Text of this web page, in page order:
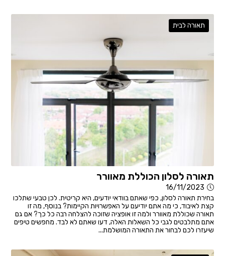
תאורה לבית
תאורה לסלון הכוללת מאוורר
16/11/2023
בחירת תאורה לסלון, כפי שאתם בוודאי יודעים, היא קריטית. לכן טבעי שתלכו
קצת לאיבוד, כי מה אתם יודיעם על האפשרויות הקיימות? בנוסף, מה זו
תאורה שכוללת מאוורר ולמה זו אופציה שזוכה להצלחה רבה כל כך? אם גם
אתם מתלבטים לגבי כל השאלות האלה, דעו שאתם לא לבד. מחפשים טיפים
שיעזרו לכם לבחור את התאורה המושלמת...